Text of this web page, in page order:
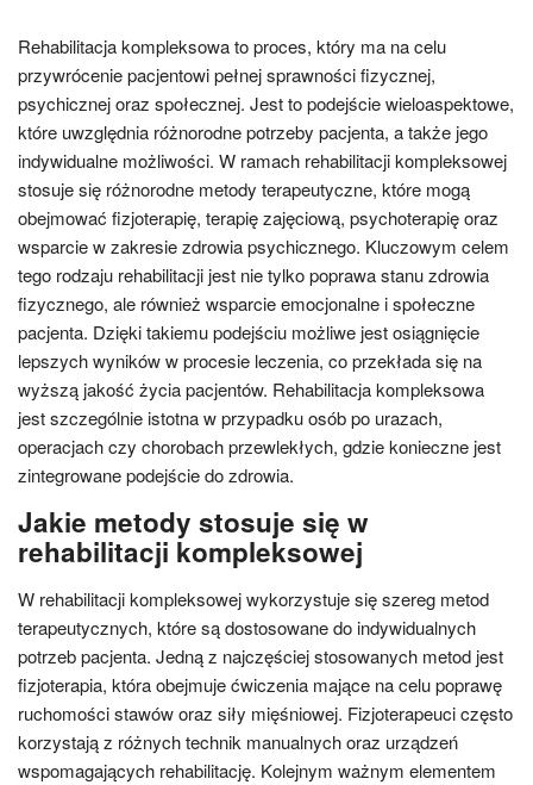
Rehabilitacja kompleksowa to proces, który ma na celu
przywrócenie pacjentowi pełnej sprawności fizycznej,
psychicznej oraz społecznej. Jest to podejście wieloaspektowe,
które uwzględnia różnorodne potrzeby pacjenta, a także jego
indywidualne możliwości. W ramach rehabilitacji kompleksowej
stosuje się różnorodne metody terapeutyczne, które mogą
obejmować fizjoterapię, terapię zajęciową, psychoterapię oraz
wsparcie w zakresie zdrowia psychicznego. Kluczowym celem
tego rodzaju rehabilitacji jest nie tylko poprawa stanu zdrowia
fizycznego, ale również wsparcie emocjonalne i społeczne
pacjenta. Dzięki takiemu podejściu możliwe jest osiągnięcie
lepszych wyników w procesie leczenia, co przekłada się na
wyższą jakość życia pacjentów. Rehabilitacja kompleksowa
jest szczególnie istotna w przypadku osób po urazach,
operacjach czy chorobach przewlekłych, gdzie konieczne jest
zintegrowane podejście do zdrowia.
Jakie metody stosuje się w
rehabilitacji kompleksowej
W rehabilitacji kompleksowej wykorzystuje się szereg metod
terapeutycznych, które są dostosowane do indywidualnych
potrzeb pacjenta. Jedną z najczęściej stosowanych metod jest
fizjoterapia, która obejmuje ćwiczenia mające na celu poprawę
ruchomości stawów oraz siły mięśniowej. Fizjoterapeuci często
korzystają z różnych technik manualnych oraz urządzeń
wspomagających rehabilitację. Kolejnym ważnym elementem